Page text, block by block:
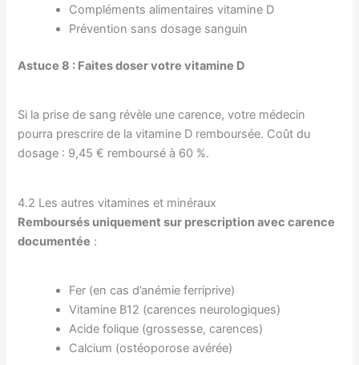
Compléments alimentaires vitamine D
Prévention sans dosage sanguin
Astuce 8 : Faites doser votre vitamine D
Si la prise de sang révèle une carence, votre médecin
pourra prescrire de la vitamine D remboursée. Coût du
dosage : 9,45 € remboursé à 60 %.
4.2 Les autres vitamines et minéraux
Remboursés uniquement sur prescription avec carence
documentée :
Fer (en cas d’anémie ferriprive)
Vitamine B12 (carences neurologiques)
Acide folique (grossesse, carences)
Calcium (ostéoporose avérée)